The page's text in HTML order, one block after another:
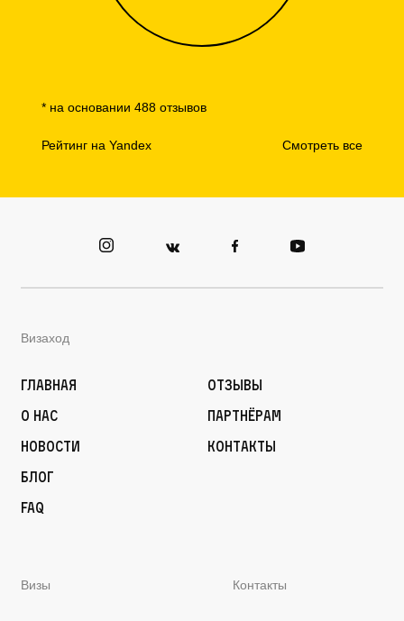
Рейтинг на Yandex Смотреть все
* на основании 488 отзывов
Визаход
Главная
О нас
Новости
Блог
FAQ
Отзывы
Партнёрам
Контакты
Визы Контакты